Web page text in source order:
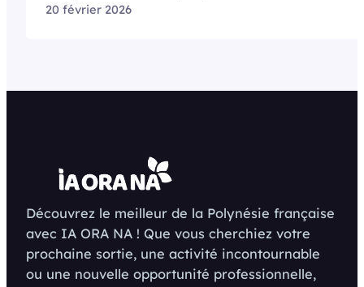
20 février 2026
Découvrez le meilleur de la Polynésie française
avec IA ORA NA ! Que vous cherchiez votre
prochaine sortie, une activité incontournable
ou une nouvelle opportunité professionnelle,